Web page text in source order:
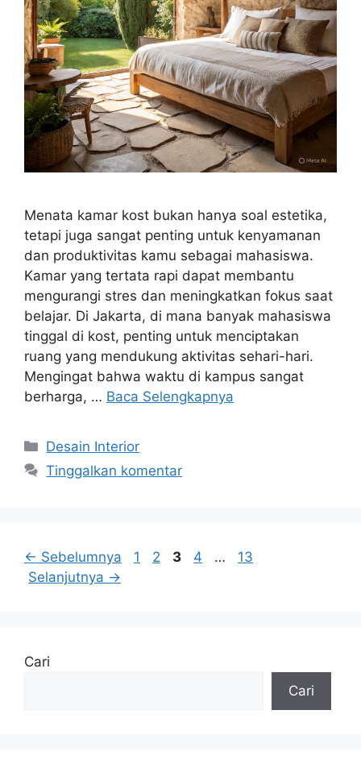
Menata kamar kost bukan hanya soal estetika,
tetapi juga sangat penting untuk kenyamanan
dan produktivitas kamu sebagai mahasiswa.
Kamar yang tertata rapi dapat membantu
mengurangi stres dan meningkatkan fokus saat
belajar. Di Jakarta, di mana banyak mahasiswa
tinggal di kost, penting untuk menciptakan
ruang yang mendukung aktivitas sehari-hari.
Mengingat bahwa waktu di kampus sangat
berharga, … Baca Selengkapnya
Kategori
Desain Interior
Tinggalkan komentar
← Sebelumnya Halaman
1 Halaman
2 Halaman
3 Halaman
4 … Halaman
13
Selanjutnya →
Cari
Cari